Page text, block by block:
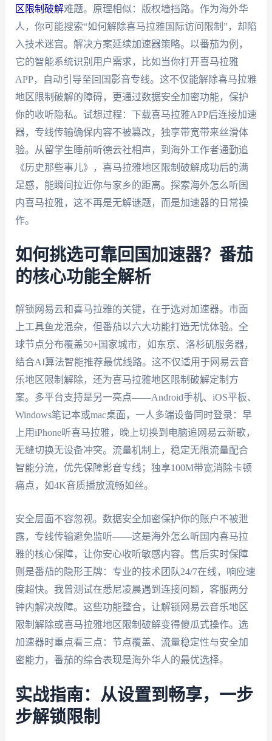
区限制破解难题。原理相似：版权墙挡路。作为海外华
人，你可能搜索“如何解除喜马拉雅国际访问限制”，却陷
入技术迷宫。解决方案延续加速器策略。以番茄为例，
它的智能系统识别用户需求，比如当你打开喜马拉雅
APP，自动引导至回国影音专线。这不仅能解除喜马拉雅
地区限制破解的障碍，更通过数据安全加密功能，保护
你的收听隐私。试想过程：下载喜马拉雅APP后连接加速
器，专线传输确保内容不被篡改，独享带宽带来丝滑体
验。从留学生睡前听德云社相声，到海外工作者通勤追
《历史那些事儿》，喜马拉雅地区限制破解成功后的满
足感，能瞬间拉近你与家乡的距离。探索海外怎么听国
内喜马拉雅，这不再是无解谜题，而是加速器的日常操
作。
如何挑选可靠回国加速器？番茄
的核心功能全解析
解锁网易云和喜马拉雅的关键，在于选对加速器。市面
上工具鱼龙混杂，但番茄以六大功能打造无忧体验。全
球节点分布覆盖50+国家城市，如东京、洛杉矶服务器，
结合AI算法智能推荐最优线路。这不仅适用于网易云音
乐地区限制解除，还为喜马拉雅地区限制破解定制方
案。多平台支持是另一亮点——Android手机、iOS平板、
Windows笔记本或mac桌面，一人多端设备同时登录：早
上用iPhone听喜马拉雅，晚上切换到电脑追网易云新歌，
无缝切换无设备冲突。流量机制上，稳定无限流量配合
智能分流，优先保障影音专线；独享100M带宽消除卡顿
痛点，如4K音质播放流畅如丝。
安全层面不容忽视。数据安全加密保护你的账户不被泄
露，专线传输避免监听——这是海外怎么听国内喜马拉
雅的核心保障，让你安心收听敏感内容。售后实时保障
则是番茄的隐形王牌：专业的技术团队24/7在线，响应速
度超快。我曾测试在悉尼凌晨遇到连接问题，客服两分
钟内解决故障。这些功能整合，让解锁网易云音乐地区
限制解除或喜马拉雅地区限制破解变得傻瓜式操作。选
加速器时重点看三点：节点覆盖、流量稳定性与安全加
密能力，番茄的综合表现是海外华人的最优选择。
实战指南：从设置到畅享，一步
步解锁限制